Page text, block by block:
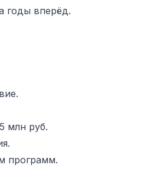
годы вперёд.
млн руб.
программ.